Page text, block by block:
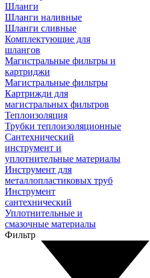
Шланги
Шланги наливные
Шланги сливные
Комплектующие для
шлангов
Магистральные фильтры и
картриджи
Магистральные фильтры
Картрижди для
магистральных фильтров
Теплоизоляция
Трубки теплоизоляционные
Сантехнический
инструмент и
уплотнительные материалы
Инструмент для
металлопластиковых труб
Инструмент
сантехнический
Уплотнительные и
смазочные материалы
Фильтр